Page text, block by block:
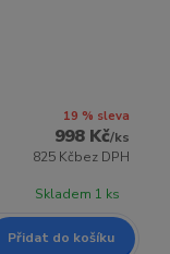
19 % sleva
998 Kč/ks
825 Kčbez DPH
Skladem 1 ks
Přidat do košíku